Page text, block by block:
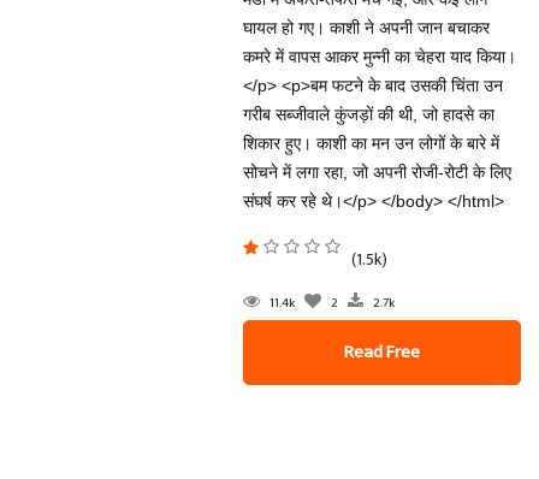
घायल हो गए। काशी ने अपनी जान बचाकर
कमरे में वापस आकर मुन्नी का चेहरा याद किया।
</p> <p>बम फटने के बाद उसकी चिंता उन
गरीब सब्जीवाले कुंजड़ों की थी, जो हादसे का
शिकार हुए। काशी का मन उन लोगों के बारे में
सोचने में लगा रहा, जो अपनी रोजी-रोटी के लिए
संघर्ष कर रहे थे।</p> </body> </html>
(1.5k)
11.4k 2 2.7k
Read Free